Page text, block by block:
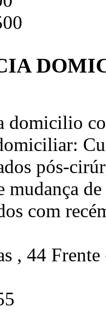
domicilio
pós-
mudança
com
, 44